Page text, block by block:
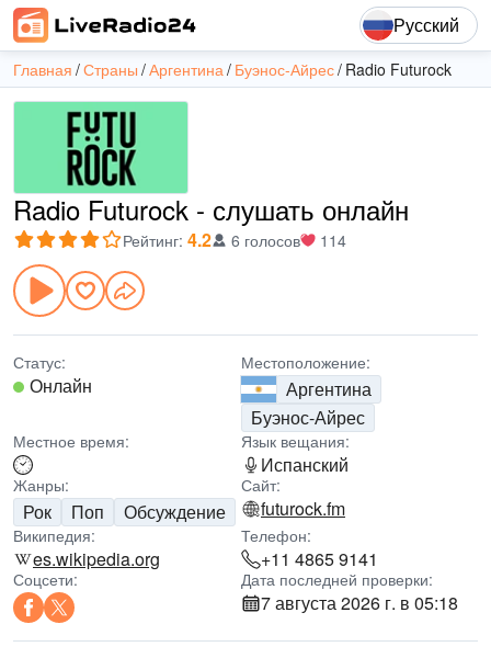
Русский
Главная Страны Аргентина Буэнос-Айрес Radio Futurock
Radio Futurock - слушать онлайн
Рейтинг: 4.2 6 голосов 114
Статус:
Онлайн
Местоположение:
Аргентина
Буэнос-Айрес
Местное время: Язык вещания:
Испанский
Жанры:
Рок Поп Обсуждение
Сайт:
futurock.fm
Википедия:
es.wikipedia.org
Телефон:
+11 4865 9141
Соцсети: Дата последней проверки:
7 августа 2026 г. в 05:18